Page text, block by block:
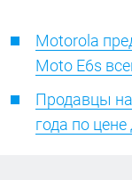
Motorola
Moto E6s
Продавцы
года по